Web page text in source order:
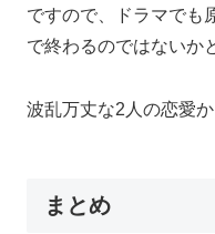
ですので、ドラマでも
で終わるのではないか
波乱万丈な2人の恋愛
まとめ